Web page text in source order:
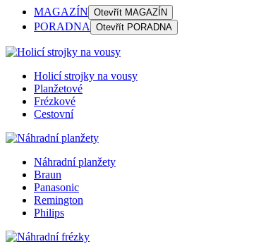
MAGAZÍN Otevřít MAGAZÍN
PORADNA Otevřít PORADNA
Holicí strojky na vousy
Planžetové
Frézkové
Cestovní
Náhradní planžety
Braun
Panasonic
Remington
Philips